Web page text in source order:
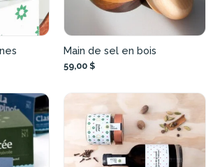
Main de sel en bois
59,00 $